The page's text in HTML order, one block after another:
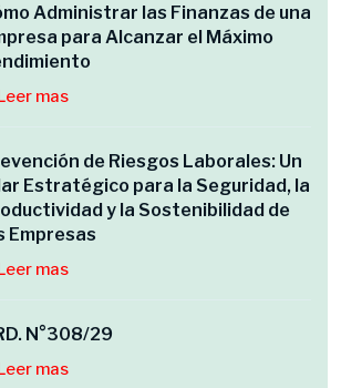
Administrar las Finanzas de una
para Alcanzar el Máximo
mas
de Riesgos Laborales: Un
Estratégico para la Seguridad, la
y la Sostenibilidad de
Empresas
mas
N°308/29
mas